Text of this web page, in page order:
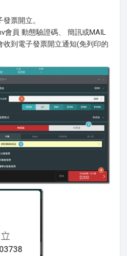
票開立。
會員 動態驗證碼、 簡訊或MAIL
收到電子發票開立通知(免列印的